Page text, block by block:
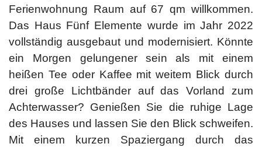
Ferienwohnung Raum auf 67 qm willkommen.
Das Haus Fünf Elemente wurde im Jahr 2022
vollständig ausgebaut und modernisiert. Könnte
ein Morgen gelungener sein als mit einem
heißen Tee oder Kaffee mit weitem Blick durch
drei große Lichtbänder auf das Vorland zum
Achterwasser? Genießen Sie die ruhige Lage
des Hauses und lassen Sie den Blick schweifen.
Mit einem kurzen Spaziergang durch das